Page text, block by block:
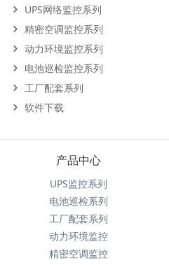
UPS网络监控系列
精密空调监控系列
动力环境监控系列
电池巡检监控系列
工厂配套系列
软件下载
产品中心
UPS监控系列
电池巡检系列
工厂配套系列
动力环境监控
精密空调监控